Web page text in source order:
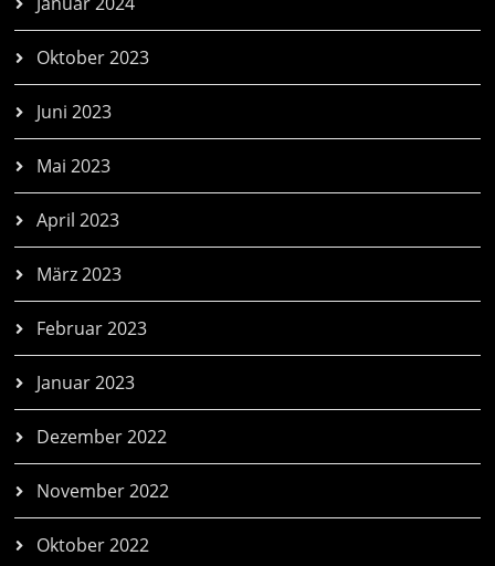
Oktober 2023
Juni 2023
Mai 2023
April 2023
März 2023
Februar 2023
Januar 2023
Dezember 2022
November 2022
Oktober 2022